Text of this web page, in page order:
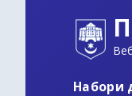
Набори